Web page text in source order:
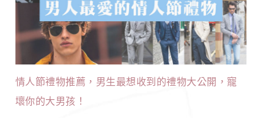
情人節禮物推薦，男生最想收到的禮物大公開，寵
壞你的大男孩！